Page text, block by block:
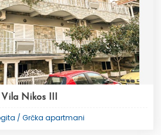
Vila Nikos III
/ Grčka apartmani